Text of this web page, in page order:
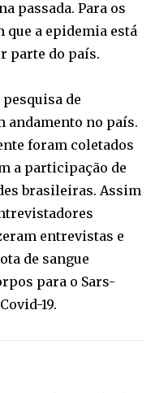
passada. Para os
que a epidemia está
parte do país.
pesquisa de
andamento no país.
foram coletados
a participação de
brasileiras. Assim
entrevistas e
de sangue
para o Sars-
19.